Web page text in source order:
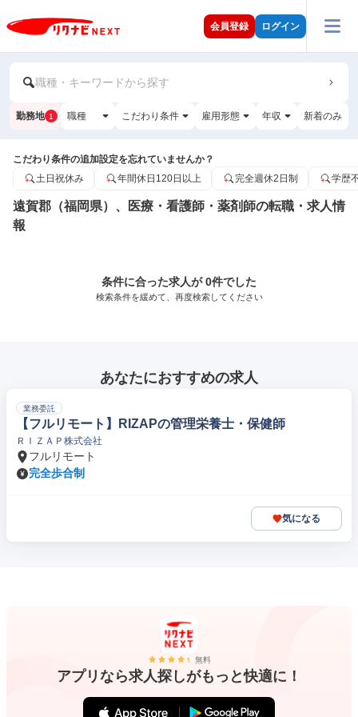
会員登録 ログイン
職種・キーワードから探す
勤務地 1 職種 こだわり条件 雇用形態 年収 新着のみ
こだわり条件の追加設定を忘れていませんか？
土日祝休み
年間休日120日以上 完全週休2日制 学歴
遠賀郡（福岡県）、医療・看護師・薬剤師の転職・求人情
報
条件に合った求人が 0件でした
検索条件を緩めて、再度検索してください
あなたにおすすめの求人
業務委託
【フルリモート】RIZAPの管理栄養士・保健師
ＲＩＺＡＰ株式会社
フルリモート
完全歩合制
気になる
無料
アプリなら求人探しがもっと快適に！